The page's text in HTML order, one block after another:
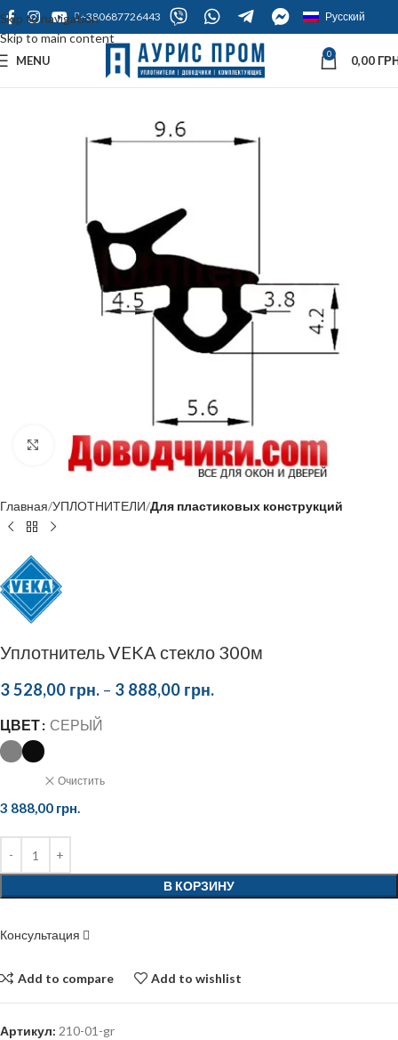
Skip to navigation
Skip to main content
+380687726443 Русский
MENU 0 0,00
Click to enlarge
Главная УПЛОТНИТЕЛИ Для пластиковых конструкций
Уплотнитель VEKA стекло 300м
3 528,00 грн. – 3 888,00 грн.
ЦВЕТ СЕРЫЙ
Очистить
3 888,00 грн.
В КОРЗИНУ
Консультация
Add to compare Add to wishlist
Артикул: 210-01-gr